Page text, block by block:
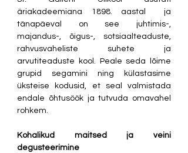
äriakadeemiana 1898. aastal  ja
tänapäeval on see juhtimis-,
majandus-, õigus-, sotsiaalteaduste,
rahvusvaheliste suhete ja
arvutiteaduste kool. Peale seda lõime
grupid segamini ning külastasime
üksteise kodusid, et seal valmistada
endale õhtusöök ja tutvuda omavahel
rohkem.
Kohalikud maitsed ja veini
degusteerimine